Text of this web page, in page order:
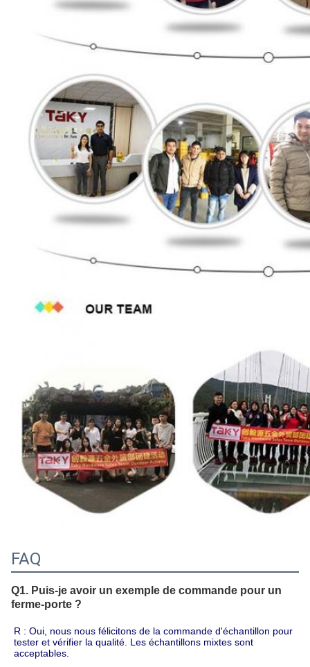
FAQ
Q1. Puis-je avoir un exemple de commande pour un
ferme-porte ?
R : Oui, nous nous félicitons de la commande d'échantillon pour
tester et vérifier la qualité. Les échantillons mixtes sont
acceptables.